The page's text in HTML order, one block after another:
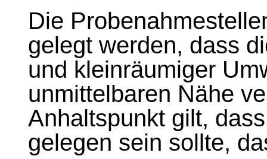
Die
gelegt werden, dass
und kleinräumiger
unmittelbaren Nähe
Anhaltspunkt gilt,
gelegen sein sollte,